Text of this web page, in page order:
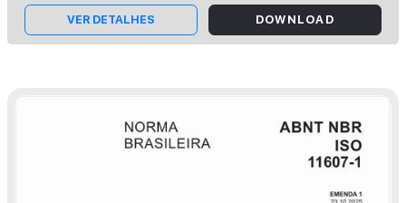
estabelece orie...
VER DETALHES DOWNLOAD